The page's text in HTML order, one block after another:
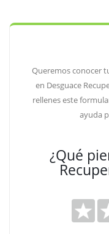
Queremos conocer
en Desguace
rellenes este
ayuda
¿Qué